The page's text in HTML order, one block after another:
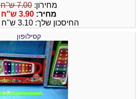
מחירון:7.00 ש"ח
מחיר:3.90 ש"ח
החיסכון שלך: 3.10 ש"ח (45%)
קסילופון